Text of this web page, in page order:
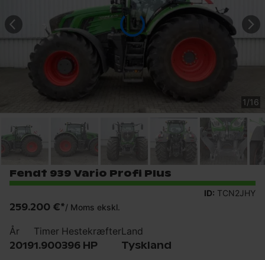
1/16
Fendt 939 Vario Profi Plus
ID: TCN2JHY
259.200 €*/ Moms ekskl.
År
2019
Timer
1.900
Hestekræfter
396 HP
Land
Tyskland